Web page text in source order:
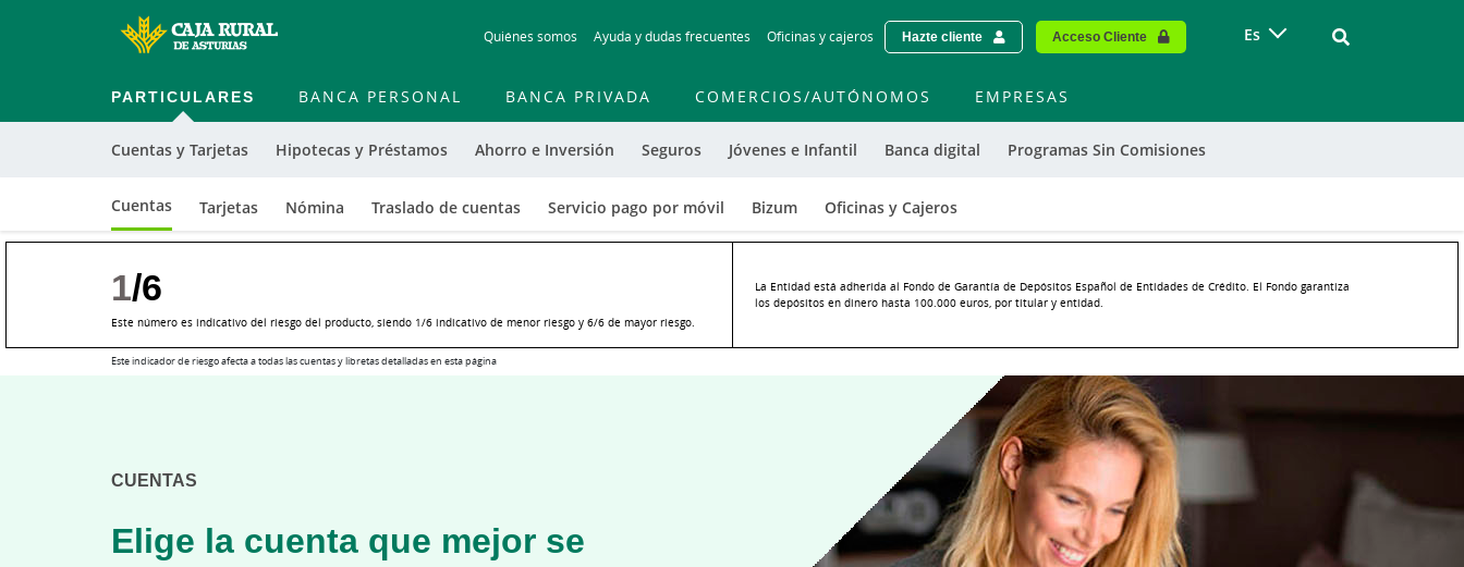
to
contentt
Quiénes somos Ayuda y dudas frecuentes Oficinas y cajeros Hazte cliente Acceso Cliente Es Vinculo -
PARTICULARES
Cuentas y Tarjetas
Cuentas Tarjetas Nómina Traslado de cuentas Servicio pago por móvil Bizum Oficinas y Cajeros
Hipotecas y Préstamos Ahorro e Inversión Seguros Jóvenes e Infantil Banca digital Programas Sin Comisiones
BANCA PERSONAL BANCA PRIVADA COMERCIOS/AUTÓNOMOS EMPRESAS
1/6
Este número es indicativo del riesgo del producto, siendo 1/6 indicativo de menor riesgo y 6/6 de mayor riesgo.
La Entidad está adherida al Fondo de Garantía de Depósitos Español de Entidades de Crédito. El Fondo garantiza
los depósitos en dinero hasta 100.000 euros, por titular y entidad.
Este indicador de riesgo afecta a todas las cuentas y libretas detalladas en esta página
CUENTAS
Elige la cuenta que mejor se